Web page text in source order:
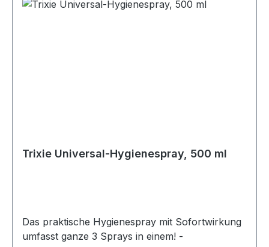
Trixie Universal-Hygienespray, 500 ml
Das praktische Hygienespray mit Sofortwirkung
umfasst ganze 3 Sprays in einem! -